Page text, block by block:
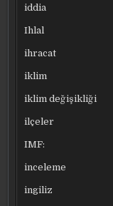
iddia
Ihlal
ihracat
iklim
iklim değişikliği
ilçeler
IMF:
inceleme
ingiliz